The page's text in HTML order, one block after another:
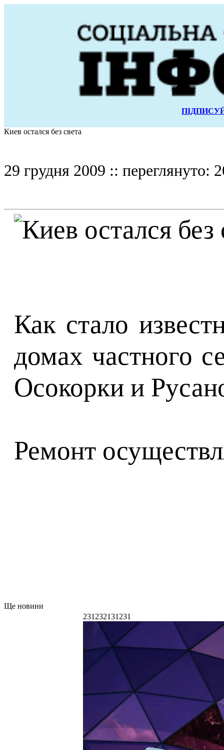
Киев остался без света
29 грудня 2009 :: переглянуто:
Как стало
домах частного
Осокорки и
Ремонт
Ще новини
231232131231